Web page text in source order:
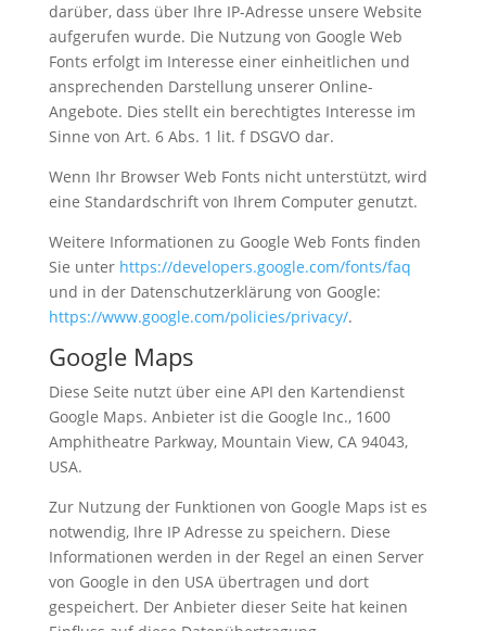
darüber, dass über Ihre IP-Adresse unsere Website
aufgerufen wurde. Die Nutzung von Google Web
Fonts erfolgt im Interesse einer einheitlichen und
ansprechenden Darstellung unserer Online-
Angebote. Dies stellt ein berechtigtes Interesse im
Sinne von Art. 6 Abs. 1 lit. f DSGVO dar.
Wenn Ihr Browser Web Fonts nicht unterstützt, wird
eine Standardschrift von Ihrem Computer genutzt.
Weitere Informationen zu Google Web Fonts finden
Sie unter https://developers.google.com/fonts/faq
und in der Datenschutzerklärung von Google:
https://www.google.com/policies/privacy/.
Google Maps
Diese Seite nutzt über eine API den Kartendienst
Google Maps. Anbieter ist die Google Inc., 1600
Amphitheatre Parkway, Mountain View, CA 94043,
USA.
Zur Nutzung der Funktionen von Google Maps ist es
notwendig, Ihre IP Adresse zu speichern. Diese
Informationen werden in der Regel an einen Server
von Google in den USA übertragen und dort
gespeichert. Der Anbieter dieser Seite hat keinen